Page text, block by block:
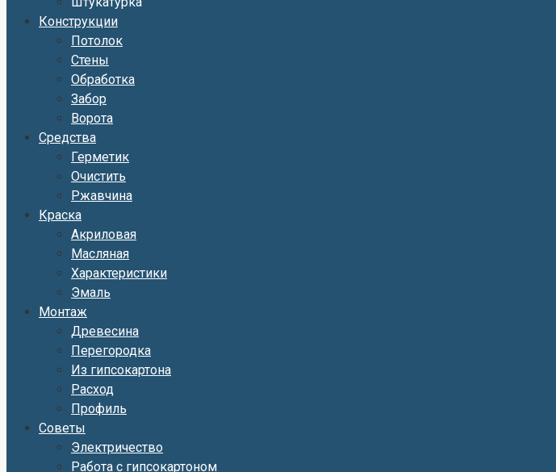
Конструкции
Потолок
Стены
Обработка
Забор
Ворота
Средства
Герметик
Очистить
Ржавчина
Краска
Акриловая
Масляная
Характеристики
Эмаль
Монтаж
Древесина
Перегородка
Из гипсокартона
Расход
Профиль
Советы
Электричество
Работа с гипсокартоном